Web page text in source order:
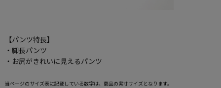
【パンツ特長】
・脚長パンツ
・お尻がきれいに見えるパンツ
当ページのサイズ表に記載している数字は、商品の実寸サイズとなります。